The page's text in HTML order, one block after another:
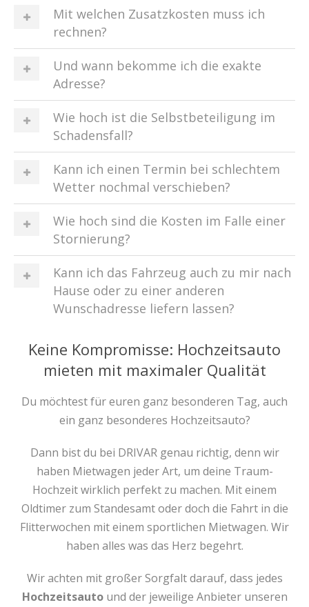
Mit welchen Zusatzkosten muss ich
rechnen?
Und wann bekomme ich die exakte
Adresse?
Wie hoch ist die Selbstbeteiligung im
Schadensfall?
Kann ich einen Termin bei schlechtem
Wetter nochmal verschieben?
Wie hoch sind die Kosten im Falle einer
Stornierung?
Kann ich das Fahrzeug auch zu mir nach
Hause oder zu einer anderen
Wunschadresse liefern lassen?
Keine Kompromisse: Hochzeitsauto
mieten mit maximaler Qualität
Du möchtest für euren ganz besonderen Tag, auch
ein ganz besonderes Hochzeitsauto?
Dann bist du bei DRIVAR genau richtig, denn wir
haben Mietwagen jeder Art, um deine Traum-
Hochzeit wirklich perfekt zu machen. Mit einem
Oldtimer zum Standesamt oder doch die Fahrt in die
Flitterwochen mit einem sportlichen Mietwagen. Wir
haben alles was das Herz begehrt.
Wir achten mit großer Sorgfalt darauf, dass jedes
Hochzeitsautound der jeweilige Anbieter unseren